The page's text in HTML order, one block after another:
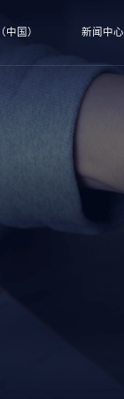
中国） 新闻中心